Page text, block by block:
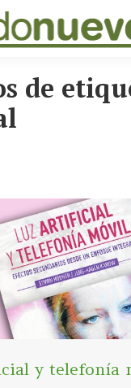
de
y telefonía